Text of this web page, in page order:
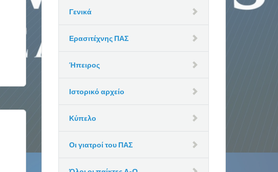
Γενικά
Ερασιτέχνης ΠΑΣ
Ήπειρος
Ιστορικό αρχείο
Κύπελο
Οι γιατροί του ΠΑΣ